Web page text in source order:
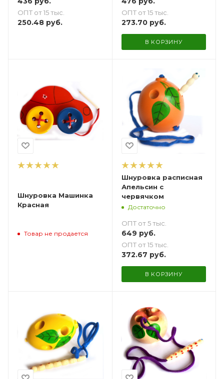
ОПТ от 15 тыс.
250.48 руб.
ОПТ от 15 тыс.
273.70руб.
В КОРЗИНУ
Шнуровка Машинка
Красная
Товар не продается
Шнуровка расписная
Апельсин с
червячком
Достаточно
ОПТ от 5 тыс.
649 руб.
ОПТ от 15 тыс.
372.67 руб.
В КОРЗИНУ